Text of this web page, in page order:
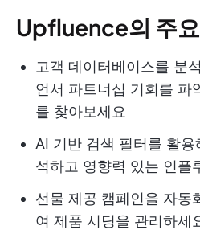
Upfluence의 주
고객 데이터베이스를 분
언서 파트너십 기회를 파
를 찾아보세요
AI 기반 검색 필터를 활
석하고 영향력 있는 인플
선물 제공 캠페인을 자동
여 제품 시딩을 관리하세